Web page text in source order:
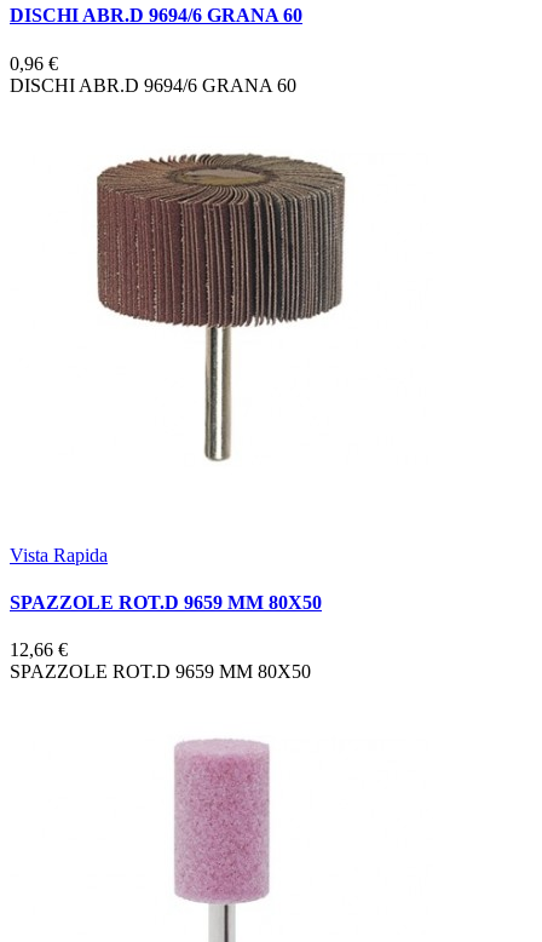
DISCHI ABR.D 9694/6 GRANA 60
0,96 €
DISCHI ABR.D 9694/6 GRANA 60
Vista Rapida
SPAZZOLE ROT.D 9659 MM 80X50
12,66 €
SPAZZOLE ROT.D 9659 MM 80X50